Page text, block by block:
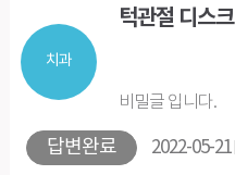
치과
턱관절 디스크
답변완료
비밀글 입니다.
2022-05-21